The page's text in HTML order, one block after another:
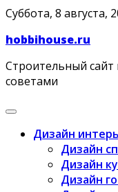
Skip
content
Суббота, 8 августа,
hobbihouse.ru
Строительный
советами
Дизайн
Дизайн
Дизайн
Дизайн